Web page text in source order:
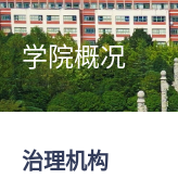
学院概况
治理机构